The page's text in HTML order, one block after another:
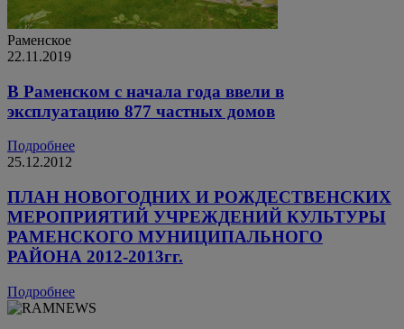
Раменское
22.11.2019
В Раменском с начала года ввели в
эксплуатацию 877 частных домов
Подробнее
25.12.2012
ПЛАН НОВОГОДНИХ И РОЖДЕСТВЕНСКИХ
МЕРОПРИЯТИЙ УЧРЕЖДЕНИЙ КУЛЬТУРЫ
РАМЕНСКОГО МУНИЦИПАЛЬНОГО
РАЙОНА 2012-2013гг.
Подробнее